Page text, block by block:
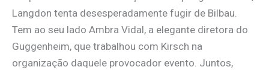
Langdon tenta desesperadamente fugir de Bilbau.
Tem ao seu lado Ambra Vidal, a elegante diretora do
Guggenheim, que trabalhou com Kirsch na
organização daquele provocador evento. Juntos,